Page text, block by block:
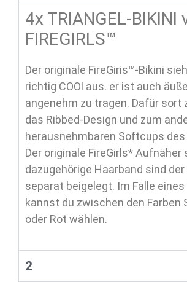
4x TRIANGEL-BIKINI
FIREGIRLS™
Der originale FireGiris™-Bikini
richtig COOl aus. er ist auch
angenehm zu tragen. Dafür sort
das Ribbed-Design und zum
herausnehmbaren Softcups des
Der originale FireGirls* Aufnäher
dazugehörige Haarband sind
separat beigelegt. Im Falle eines
kannst du zwischen den Farben
oder Rot wählen.
2